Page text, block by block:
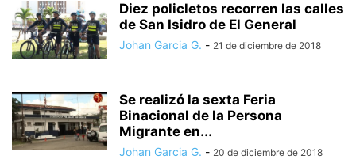
Diez policletos recorren las calles
de San Isidro de El General
Johan Garcia G. - 21 de diciembre de 2018
Se realizó la sexta Feria
Binacional de la Persona
Migrante en...
Johan Garcia G. - 20 de diciembre de 2018